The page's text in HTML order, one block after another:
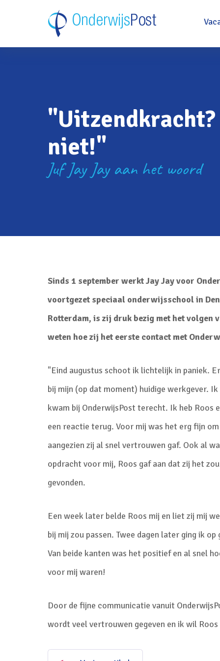
niet!"
Juf Jay Jay aan het woord
Sinds 1 september werkt Jay Jay voor
voortgezet speciaal onderwijsschool in
Rotterdam, is zij druk bezig met het volgen
weten hoe zij het eerste contact met
"Eind augustus schoot ik lichtelijk in paniek.
bij mijn (op dat moment) huidige werkgever.
kwam bij OnderwijsPost terecht. Ik heb Roos
een reactie terug. Voor mij was het erg fijn
aangezien zij al snel vertrouwen gaf. Ook al
opdracht voor mij, Roos gaf aan dat zij het
gevonden.
Een week later belde Roos mij en liet zij mij
bij mij zou passen. Twee dagen later ging ik
Van beide kanten was het positief en al snel
voor mij waren!
Door de fijne communicatie vanuit
wordt veel vertrouwen gegeven en ik wil